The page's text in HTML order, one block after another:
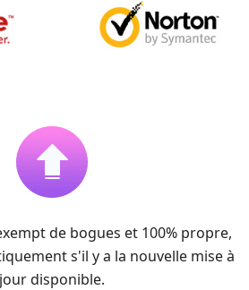
de bogues et 100% propre,
s'il y a la nouvelle mise à
jour disponible.